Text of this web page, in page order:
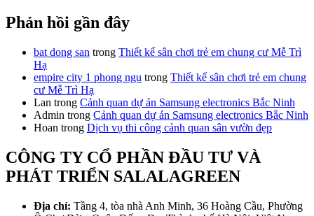
Phản hồi gần đây
bat dong san trong Thiết kế sân chơi trẻ em chung cư Mễ Trì
Hạ
empire city 1 phong ngu trong Thiết kế sân chơi trẻ em chung
cư Mễ Trì Hạ
Lan trong Cảnh quan dự án Samsung electronics Bắc Ninh
Admin trong Cảnh quan dự án Samsung electronics Bắc Ninh
Hoan trong Dịch vụ thi công cảnh quan sân vườn đẹp
CÔNG TY CỔ PHẦN ĐẦU TƯ VÀ
PHÁT TRIỂN SALALAGREEN
Địa chỉ: Tầng 4, tòa nhà Anh Minh, 36 Hoàng Cầu, Phường